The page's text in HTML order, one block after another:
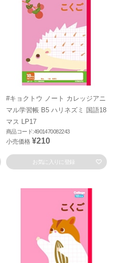
#キョクトウ ノート カレッジアニ
マル学習帳 B5 ハリネズミ 国語18
マス LP17
商品コード:4901470082243
小売価格 ¥210
お気に入りに登録